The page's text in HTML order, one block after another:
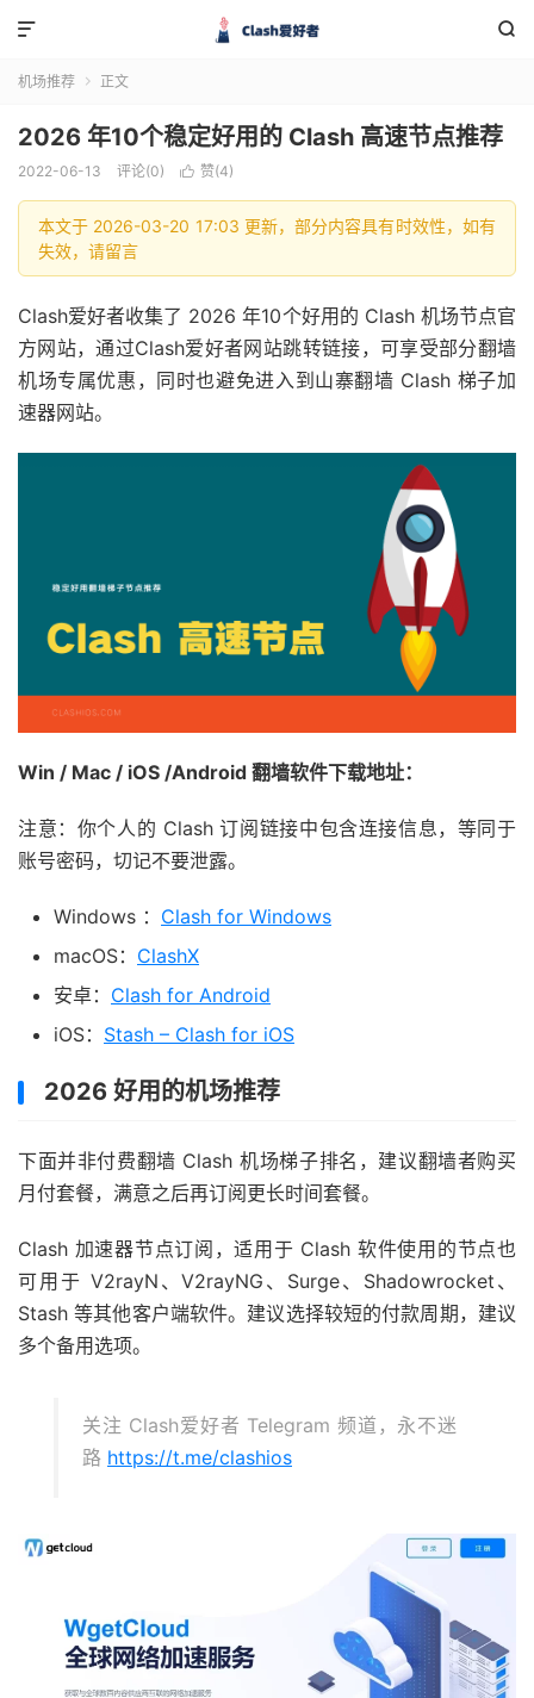


机场推荐  正文
2026 年10个稳定好用的 Clash 高速节点推荐
2022-06-13 评论(0)  赞(4)
本文于 2026-03-20 17:03 更新，部分内容具有时效性，如有
失效，请留言
Clash爱好者收集了 2026 年10个好用的 Clash 机场节点官
方网站，通过Clash爱好者网站跳转链接，可享受部分翻墙
机场专属优惠，同时也避免进入到山寨翻墙 Clash 梯子加
速器网站。
Win / Mac / iOS /Android 翻墙软件下载地址：
注意：你个人的 Clash 订阅链接中包含连接信息，等同于
账号密码，切记不要泄露。
Windows ： Clash for Windows
macOS： ClashX
安卓： Clash for Android
iOS： Stash – Clash for iOS
2026 好用的机场推荐
下面并非付费翻墙 Clash 机场梯子排名，建议翻墙者购买
月付套餐，满意之后再订阅更长时间套餐。
Clash 加速器节点订阅，适用于 Clash 软件使用的节点也
可用于 V2rayN、V2rayNG、Surge、Shadowrocket、
Stash 等其他客户端软件。建议选择较短的付款周期，建议
多个备用选项。
关注 Clash爱好者 Telegram 频道，永不迷
路 https://t.me/clashios